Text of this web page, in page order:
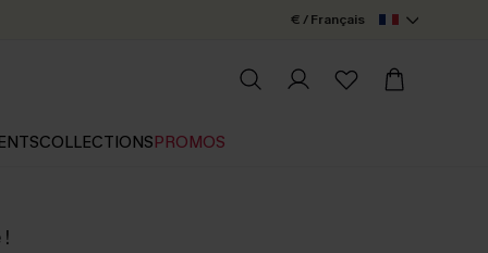
€ / Français
COLLECTIONSPROMOS